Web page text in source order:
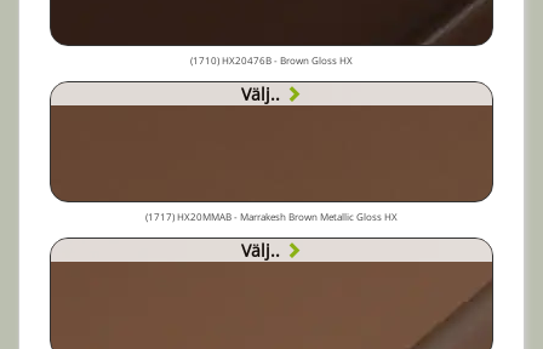
(1710) HX20476B - Brown Gloss HX
Välj..
(1717) HX20MMAB - Marrakesh Brown Metallic Gloss HX
Välj..